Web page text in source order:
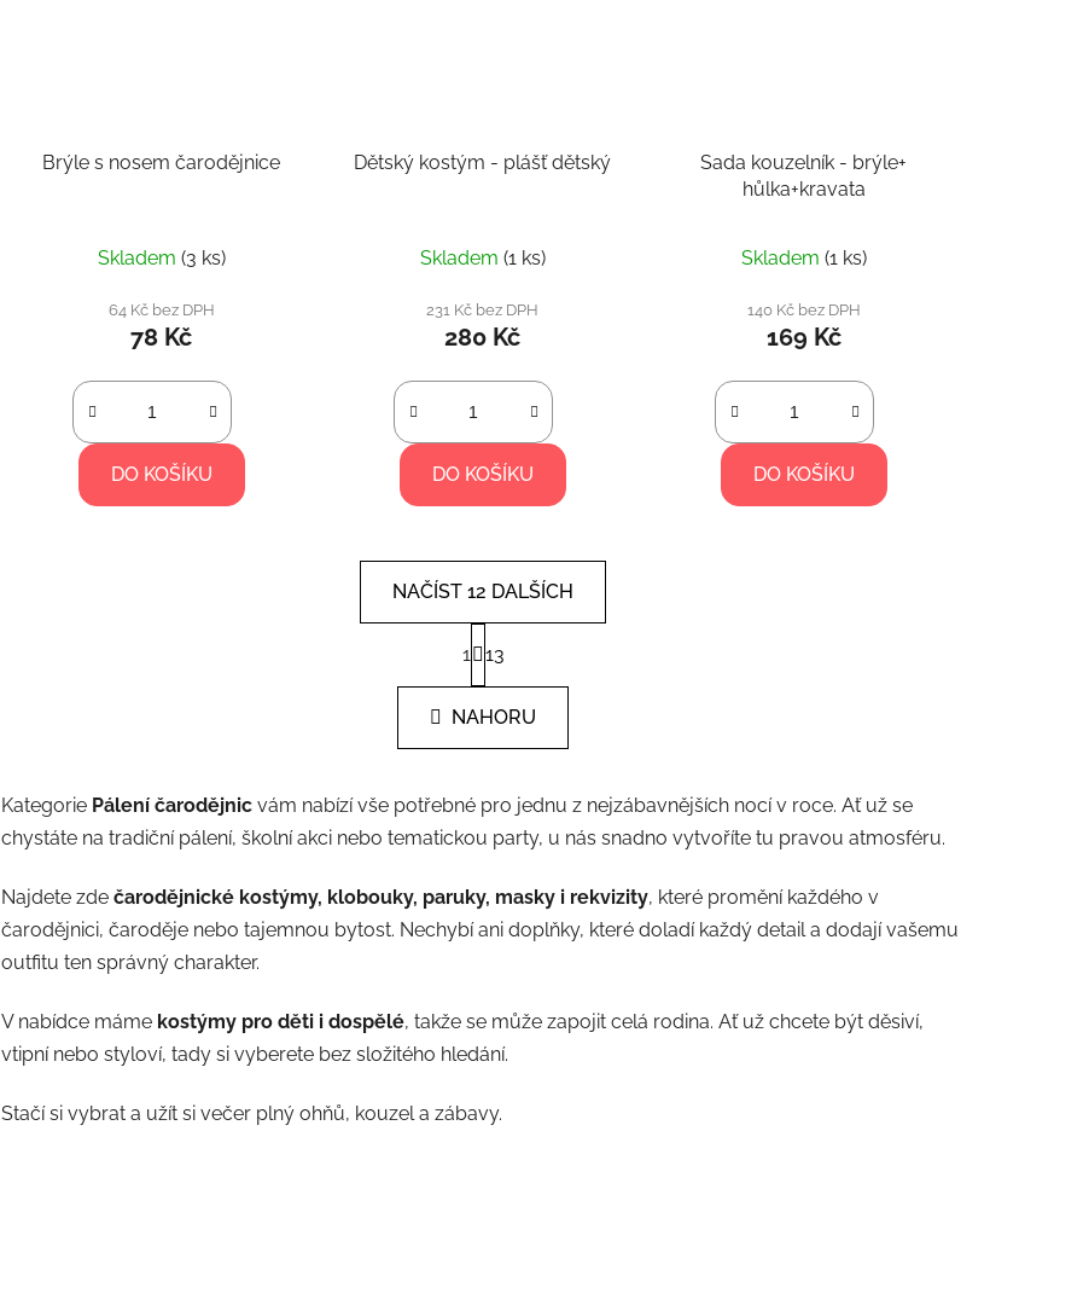
Brýle s nosem čarodějnice
Skladem (3 ks)
64 Kč bez DPH
78 Kč
DO KOŠÍKU
Dětský kostým - plášť dětský
Skladem (1 ks)
231 Kč bez DPH
280 Kč
DO KOŠÍKU
Sada kouzelník - brýle+
hůlka+kravata
Skladem (1 ks)
140 Kč bez DPH
169 Kč
DO KOŠÍKU
O
v
l
á
a
c
í
r
v
v
ý
p
s
NAČÍST 12 DALŠÍCH
t
r
á
n
k
v
á
n
1 13
NAHORU
Kategorie Pálení čarodějnic vám nabízí vše potřebné pro jednu z nejzábavnějších nocí v roce. Ať už se
chystáte na tradiční pálení, školní akci nebo tematickou party, u nás snadno vytvoříte tu pravou atmosféru.
Najdete zde čarodějnické kostýmy, klobouky, paruky, masky i rekvizity, které promění každého v
čarodějnici, čaroděje nebo tajemnou bytost. Nechybí ani doplňky, které doladí každý detail a dodají vašemu
outfitu ten správný charakter.
V nabídce máme kostýmy pro děti i dospělé, takže se může zapojit celá rodina. Ať už chcete být děsiví,
vtipní nebo styloví, tady si vyberete bez složitého hledání.
Stačí si vybrat a užít si večer plný ohňů, kouzel a zábavy.